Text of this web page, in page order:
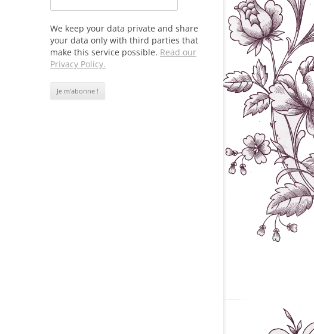
We keep your data private and share
your data only with third parties that
make this service possible. Read our
Privacy Policy.